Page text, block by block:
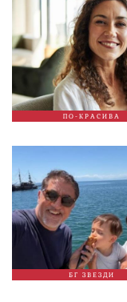
ПО-КРАСИВА
БГ ЗВЕЗДИ